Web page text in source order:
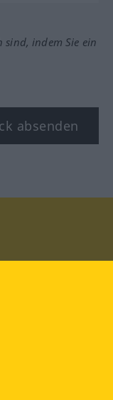
sind, indem Sie ein
absenden